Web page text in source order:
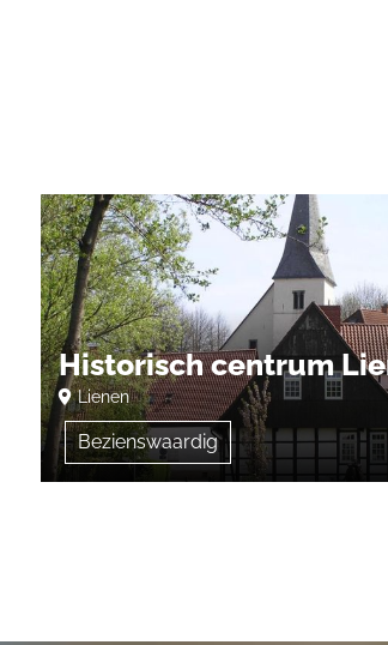
Historisch centrum
Lienen
Bezienswaardig